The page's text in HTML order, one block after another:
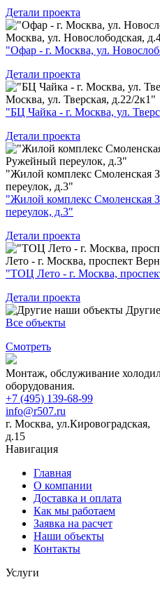
Детали проекта
Москва, ул. Новослободская,
"Офар - г. Москва, ул.
Детали проекта
Москва, ул. Тверская, д.22/2к1"
"БЦ Чайка - г. Москва, ул.
Детали проекта
"Жилой комплекс Смоленская
переулок, д.3"
"Жилой комплекс Смоленская
переулок, д.3"
Детали проекта
Лето - г. Москва, проспект
"ТОЦ Лето - г. Москва,
Детали проекта
Все объекты
Смотреть
Монтаж, обслуживание
оборудования.
+7 (495) 139-68-99
info@r507.ru
г. Москва, ул.Кировоградская,
д.15
Навигация
Главная
О компании
Доставка и оплата
Как мы работаем
Заявка на расчет
Наши объекты
Контакты
Услуги